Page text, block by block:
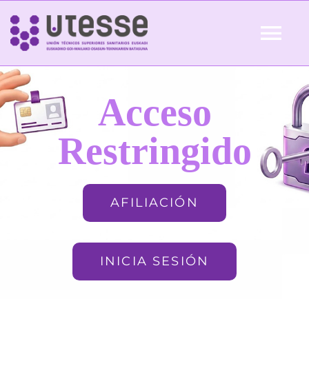
Skip
content
Inicio
QUIÉNES SOMOS Acceso
Restringido
AFILIACIÓN
INICIA SESIÓN